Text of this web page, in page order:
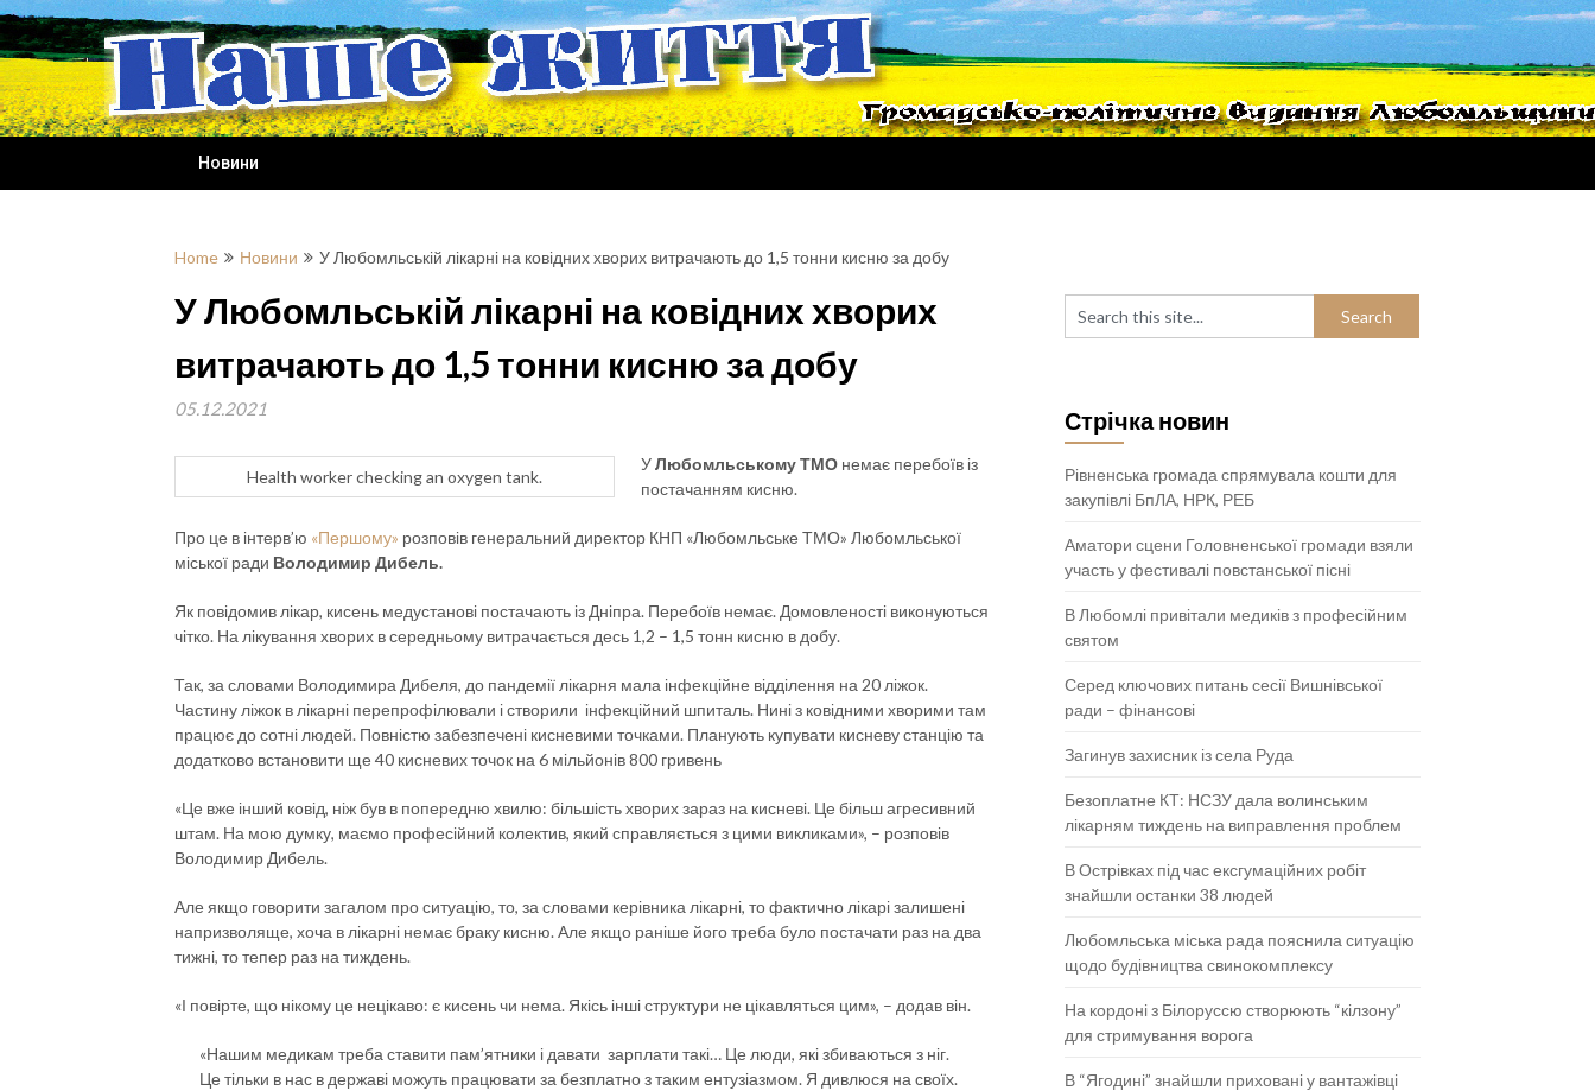
Skip
to
content
Новини
Home Новини У Любомльській лікарні на ковідних хворих витрачають до 1,5 тонни кисню за добу
У Любомльській лікарні на ковідних хворих
витрачають до 1,5 тонни кисню за добу
05.12.2021
Health worker checking an oxygen tank.
УЛюбомльському ТМОнемає перебоїв із
постачанням кисню.
Про це в інтерв’ю «Першому» розповів генеральний директор КНП «Любомльське ТМО» Любомльської
міської ради Володимир Дибель.
Як повідомив лікар, кисень медустанові постачають із Дніпра. Перебоїв немає. Домовленості виконуються
чітко. На лікування хворих в середньому витрачається десь 1,2 – 1,5 тонн кисню в добу.
Так, за словами Володимира Дибеля, до пандемії лікарня мала інфекційне відділення на 20 ліжок.
Частину ліжок в лікарні перепрофілювали і створили інфекційний шпиталь. Нині з ковідними хворими там
працює до сотні людей. Повністю забезпечені кисневими точками. Планують купувати кисневу станцію та
додатково встановити ще 40 кисневих точок на 6 мільйонів 800 гривень
«Це вже інший ковід, ніж був в попередню хвилю: більшість хворих зараз на кисневі. Це більш агресивний
штам. На мою думку, маємо професійний колектив, який справляється з цими викликами», – розповів
Володимир Дибель.
Але якщо говорити загалом про ситуацію, то, за словами керівника лікарні, то фактично лікарі залишені
напризволяще, хоча в лікарні немає браку кисню. Але якщо раніше його треба було постачати раз на два
тижні, то тепер раз на тиждень.
«І повірте, що нікому це нецікаво: є кисень чи нема. Якісь інші структури не цікавляться цим», – додав він.
«Нашим медикам треба ставити пам’ятники і давати зарплати такі… Це люди, які збиваються з ніг.
Це тільки в нас в державі можуть працювати за безплатно з таким ентузіазмом. Я дивлюся на своїх.
Стрічка новин
Рівненська громада спрямувала кошти для
закупівлі БпЛА, НРК, РЕБ
Аматори сцени Головненської громади взяли
участь у фестивалі повстанської пісні
В Любомлі привітали медиків з професійним
святом
Серед ключових питань сесії Вишнівської
ради – фінансові
Загинув захисник із села Руда
Безоплатне КТ: НСЗУ дала волинським
лікарням тиждень на виправлення проблем
В Острівках під час ексгумаційних робіт
знайшли останки 38 людей
Любомльська міська рада пояснила ситуацію
щодо будівництва свинокомплексу
На кордоні з Білоруссю створюють “кілзону”
для стримування ворога
В “Ягодині” знайшли приховані у вантажівці